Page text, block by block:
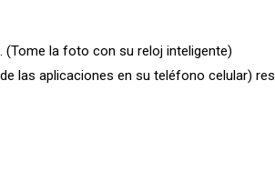
la foto con su reloj inteligente)
las aplicaciones en su teléfono celular)